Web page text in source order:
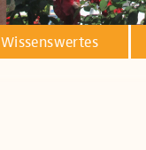
Wissenswertes